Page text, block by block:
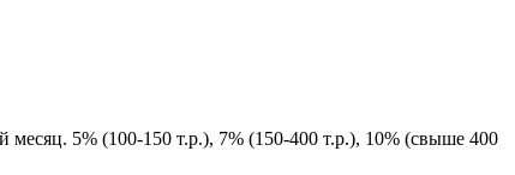
5% (100-150 т.р.), 7% (150-400 т.р.), 10% (свыше 400